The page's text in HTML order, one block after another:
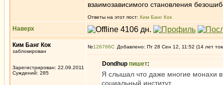
взаимозависимого становления
Ответы на этот пост: Ким Банг Кок
Наверх
Ким Банг Кок
заблокирован
Зарегистрирован: 22.09.2011
Суждений: 285
№126766 Добавлено: Пт 28 Сен 12, 11:52 (14 лет
Dondhup пишет:
Я слышал что даже многие монахи
социальный институт.